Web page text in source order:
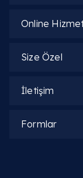
İlgili
Online
Size Özel
İletişim
Formlar